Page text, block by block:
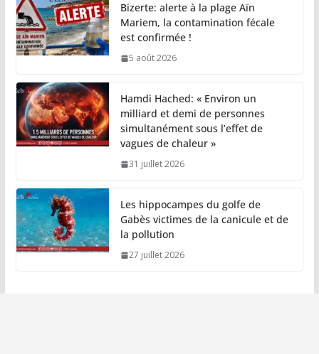
Bizerte: alerte à la plage Aïn
Mariem, la contamination fécale
est confirmée !
5 août 2026
Hamdi Hached: « Environ un
milliard et demi de personnes
simultanément sous l’effet de
vagues de chaleur »
31 juillet 2026
Les hippocampes du golfe de
Gabès victimes de la canicule et de
la pollution
27 juillet 2026